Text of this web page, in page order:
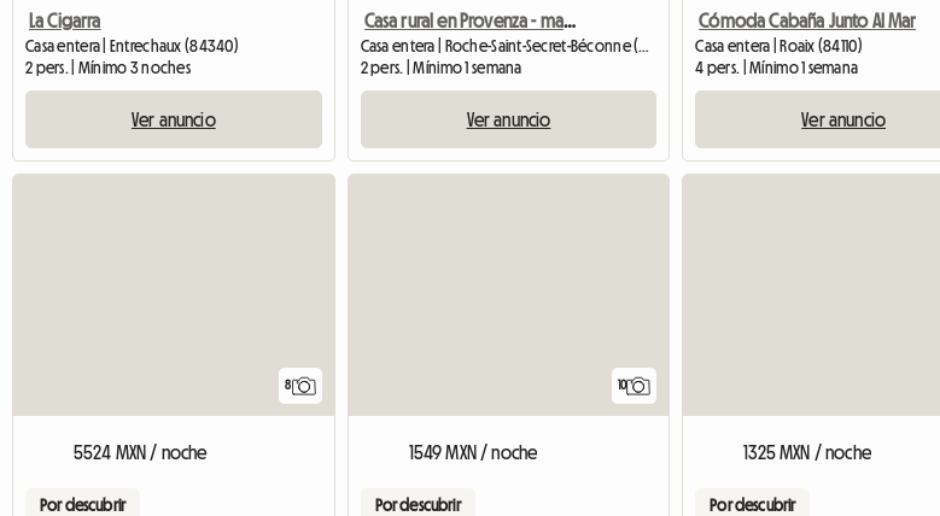
La Cigarra
Casa entera | Entrechaux (84340)
2 pers. | Mínimo 3 noches
Ver anuncio
Casa rural en Provenza - magníficas vistas
Casa entera | Roche-Saint-Secret-Béconne (26770)
2 pers. | Mínimo 1 semana
Ver anuncio
Cómoda Cabaña Junto Al Mar
Casa entera | Roaix (84110)
4 pers. | Mínimo 1 semana
Ver anuncio
8
5524 MXN / noche
Por descubrir
10
1549 MXN / noche
Por descubrir
1325 MXN / noche
Por descubrir